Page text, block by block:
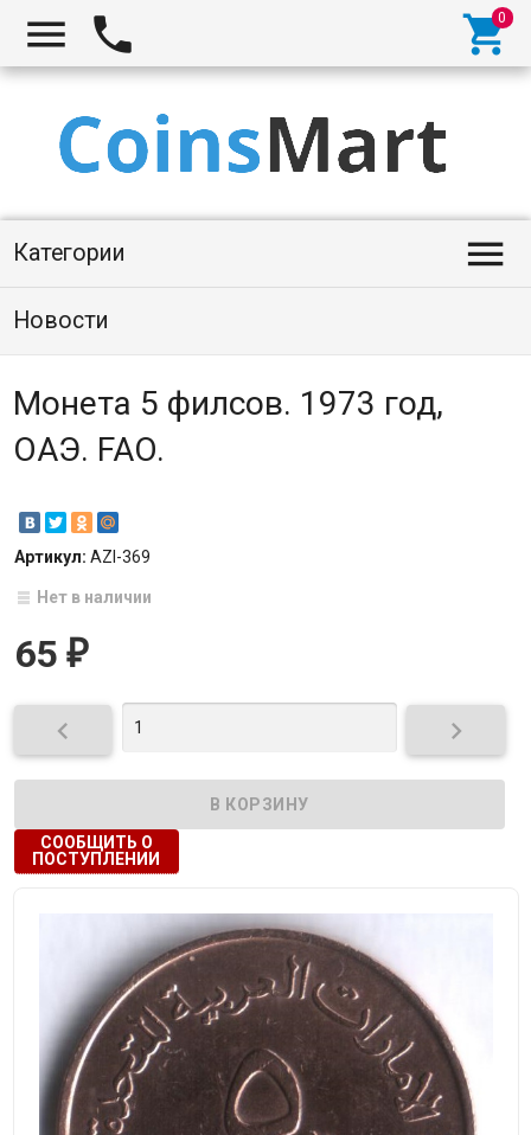
  
Категории 
Новости
Монета 5 филсов. 1973 год,
ОАЭ. FAO.
Артикул: AZI-369
Нет в наличии
65 ₽
 
СООБЩИТЬ О
ПОСТУПЛЕНИИ